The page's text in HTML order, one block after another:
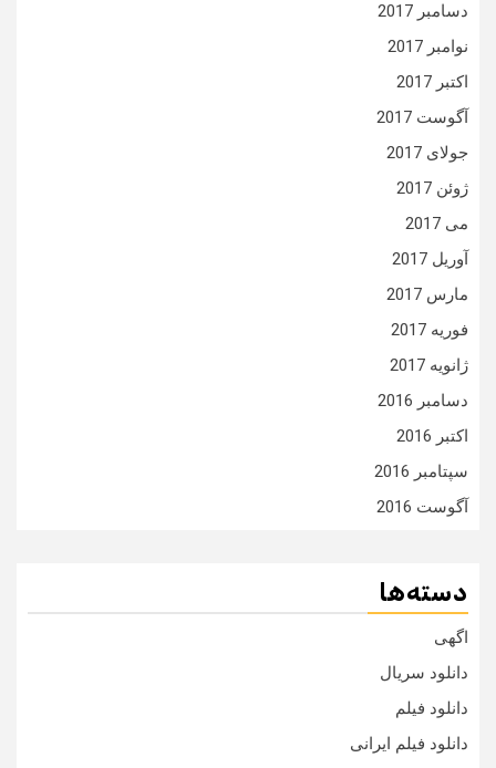
دسامبر 2017
نوامبر 2017
اکتبر 2017
آگوست 2017
جولای 2017
ژوئن 2017
می 2017
آوریل 2017
مارس 2017
فوریه 2017
ژانویه 2017
دسامبر 2016
اکتبر 2016
سپتامبر 2016
آگوست 2016
دسته‌ها
اگهی
دانلود سریال
دانلود فیلم
دانلود فیلم ایرانی